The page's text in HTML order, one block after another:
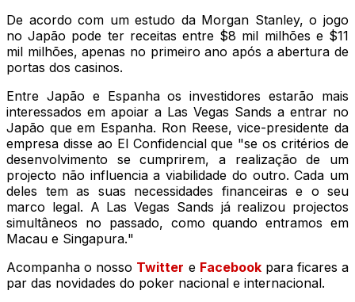
De acordo com um estudo da Morgan Stanley, o jogo
no Japão pode ter receitas entre $8 mil milhões e $11
mil milhões, apenas no primeiro ano após a abertura de
portas dos casinos.
Entre Japão e Espanha os investidores estarão mais
interessados em apoiar a Las Vegas Sands a entrar no
Japão que em Espanha. Ron Reese, vice-presidente da
empresa disse ao El Confidencial que "se os critérios de
desenvolvimento se cumprirem, a realização de um
projecto não influencia a viabilidade do outro. Cada um
deles tem as suas necessidades financeiras e o seu
marco legal. A Las Vegas Sands já realizou projectos
simultâneos no passado, como quando entramos em
Macau e Singapura."
Acompanha o nosso Twitter e Facebookpara ficares a
par das novidades do poker nacional e internacional.